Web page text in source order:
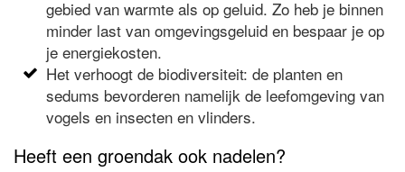
gebied van warmte als op geluid. Zo heb je binnen
minder last van omgevingsgeluid en bespaar je op
je energiekosten.
Het verhoogt de biodiversiteit: de planten en
sedums bevorderen namelijk de leefomgeving van
vogels en insecten en vlinders.
Heeft een groendak ook nadelen?